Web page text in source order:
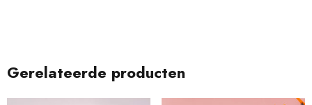
Gerelateerde producten